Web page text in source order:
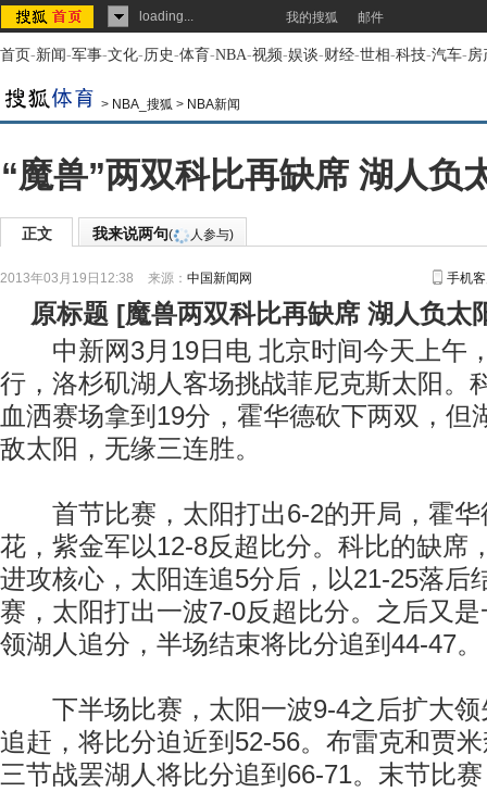
loading... 我的搜狐 邮件
首页-新闻-军事-文化-历史-体育-NBA-视频-娱谈-财经-世相-科技-汽车-房
> NBA_搜狐 > NBA新闻
“魔兽”两双科比再缺席 湖人负
正文 我来说两句( 人参与)
2013年03月19日12:38 来源： 中国新闻网 手机
原标题 [魔兽两双科比再缺席 湖人负太
中新网3月19日电 北京时间今天上午
行，洛杉矶湖人客场挑战菲尼克斯太阳。
血洒赛场拿到19分，霍华德砍下两双，但
敌太阳，无缘三连胜。
首节比赛，太阳打出6-2的开局，霍华
花，紫金军以12-8反超比分。科比的缺席
进攻核心，太阳连追5分后，以21-25落后
赛，太阳打出一波7-0反超比分。之后又
领湖人追分，半场结束将比分追到44-47。
下半场比赛，太阳一波9-4之后扩大领
追赶，将比分迫近到52-56。布雷克和贾
三节战罢湖人将比分追到66-71。末节比